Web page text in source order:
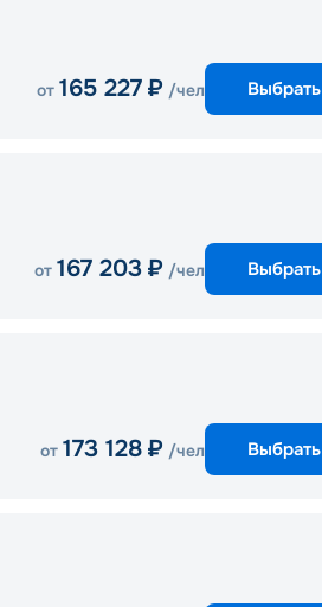
от 165 227 ₽ /чел Выбрать
от 167 203 ₽ /чел Выбрать
от 173 128 ₽ /чел Выбрать